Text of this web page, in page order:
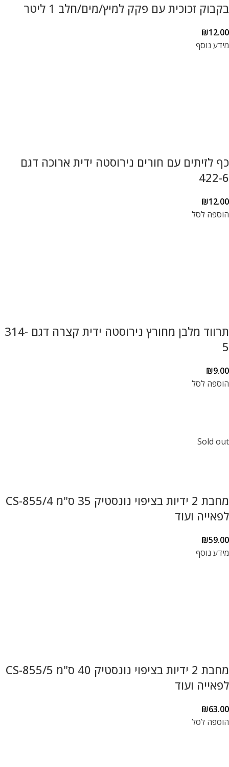
בקבוק זכוכית עם פקק למיץ/מים/חלב 1 ליטר
₪12.00
מידע נוסף
כף לזיתים עם חורים נירוסטה ידית ארוכה דגם
422-6
₪12.00
הוספה לסל
תרווד מלבן מחורץ נירוסטה ידית קצרה דגם 314-
5
₪9.00
הוספה לסל
Sold out
מחבת 2 ידיות בציפוי נונסטיק 35 ס"מ CS-855/4
לפאייה ועוד
₪59.00
מידע נוסף
מחבת 2 ידיות בציפוי נונסטיק 40 ס"מ CS-855/5
לפאייה ועוד
₪63.00
הוספה לסל